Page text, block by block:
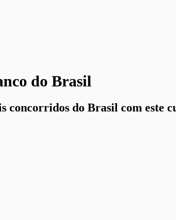
do Brasil
concorridos do Brasil com este